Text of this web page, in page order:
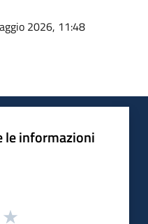
2026, 11:48
le informazioni